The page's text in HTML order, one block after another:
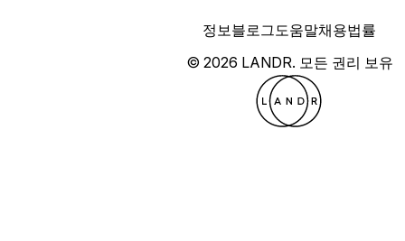
© 2026 LANDR. 모든 권리 보유
정보블로그도움말채용법률